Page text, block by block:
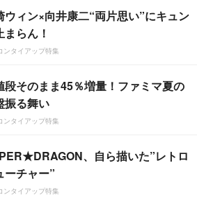
ウィン×向井康二“両片思い”にキュン
まらん！
ンタイアップ特集
段そのまま45％増量！ファミマ夏の
振る舞い
ンタイアップ特集
、自ら描いた”レトロ
ーチャー”
ンタイアップ特集